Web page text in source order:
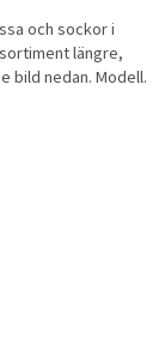
och sockor i
längre,
bild nedan. Modell.